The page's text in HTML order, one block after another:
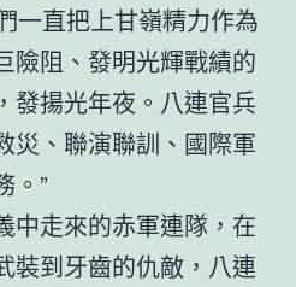
一直把上甘嶺精力作為
險阻、發明光輝戰績的
發揚光年夜。八連官兵
災、聯演聯訓、國際軍
。”
中走來的赤軍連隊，在
裝到牙齒的仇敵，八連